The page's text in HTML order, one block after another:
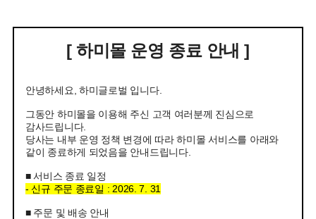
[ 하미몰 운영 종료 안내 ]
안녕하세요, 하미글로벌 입니다.
그동안 하미몰을 이용해 주신 고객 여러분께 진심으로
감사드립니다.
당사는 내부 운영 정책 변경에 따라 하미몰 서비스를 아래와
같이 종료하게 되었음을 안내드립니다.
■ 서비스 종료 일정
- 신규 주문 종료일 : 2026. 7. 31
■ 주문 및 배송 안내